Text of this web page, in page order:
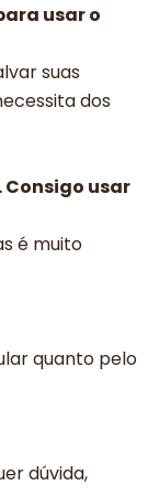
usar o
suas
dos
Consigo usar
é muito
quanto pelo
dúvida,